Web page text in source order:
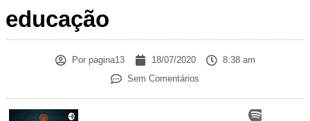
educação
Porpagina13 18/07/2020
8:38 am
Sem Comentários